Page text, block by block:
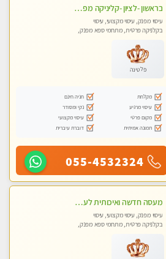
בראשון -לציון -קליניקה מפוארת צוות צעיר ומקצועי לעיסוי VIP באווירה חמה ונעימה מומלץ ביותר! חוויה מפנקת מאוד ... ללא מין !!
עיסוי מפנק, עיסוי מקצועי, עיסוי
בקלניקה פרטית, מתחמי ספא מפנק,
פלטינה
מקלחת
חניה חינם
עיסוי מרגיע
נקי ומסודר
מקום פרטי
עיסוי מקצועי
תמונה אמיתית
דוברת עיברית
055-4532324
מעסה חדשה ואיכותית לעיסוי מרגיע ומפנק VIP-מומלץ לחלוטין! פרטי! ​​​​​​ Highly recommended
עיסוי מפנק, עיסוי מקצועי, עיסוי
בקלניקה פרטית, מתחמי ספא מפנק,